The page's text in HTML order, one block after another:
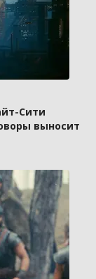
Сити
выносит